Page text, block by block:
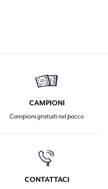
CAMPIONI
Campioni gratuiti nel pacco
CONTATTACI